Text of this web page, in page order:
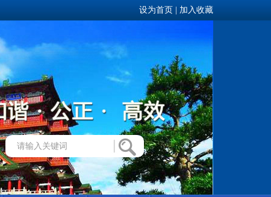
设为首页 加入收藏